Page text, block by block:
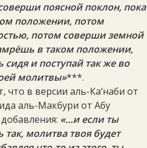
поясной поклон, пока
положении, потом
потом соверши земной
в таком положении,
и поступай так же во
молитвы»***.
что в версии аль-Ка‘наби от
аль-Макбури от Абу
«…и если ты
так, молитва твоя будет